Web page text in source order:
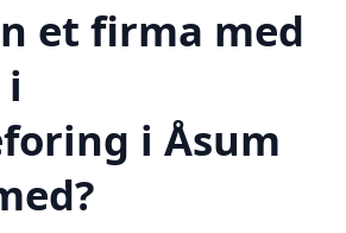
et firma med
i
i Åsum